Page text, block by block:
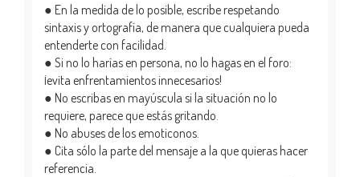
● En la medida de lo posible, escribe respetando
sintaxis y ortografía, de manera que cualquiera pueda
entenderte con facilidad.
● Si no lo harías en persona, no lo hagas en el foro:
¡evita enfrentamientos innecesarios!
● No escribas en mayúscula si la situación no lo
requiere, parece que estás gritando.
● No abuses de los emoticonos.
● Cita sólo la parte del mensaje a la que quieras hacer
referencia.